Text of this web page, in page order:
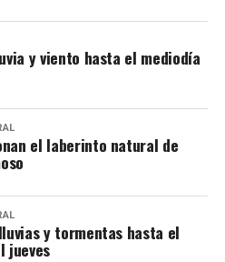
y viento hasta el mediodía
el laberinto natural de
y tormentas hasta el
jueves